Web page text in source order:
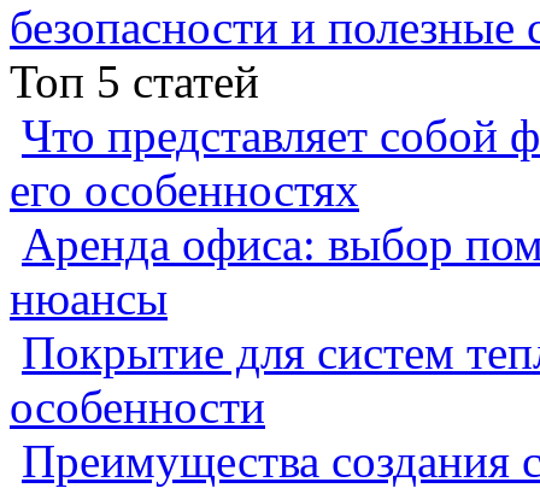
безопасности и полезные
Топ 5 статей
Что представляет собой
его особенностях
Аренда офиса: выбор
нюансы
Покрытие для систем
особенности
Преимущества создания